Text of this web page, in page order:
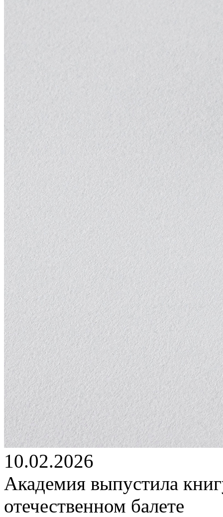
10.02.2026
Академия выпустила
отечественном балете